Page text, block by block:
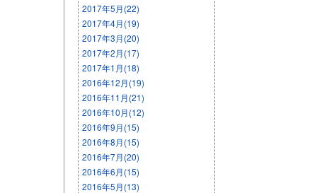
2017年5月(22)
2017年4月(19)
2017年3月(20)
2017年2月(17)
2017年1月(18)
2016年12月(19)
2016年11月(21)
2016年10月(12)
2016年9月(15)
2016年8月(15)
2016年7月(20)
2016年6月(15)
2016年5月(13)